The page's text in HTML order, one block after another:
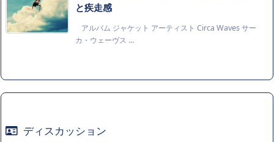
と疾走感
アルバム ジャケット アーティスト Circa Waves サー
カ・ウェーヴス ...
ディスカッション